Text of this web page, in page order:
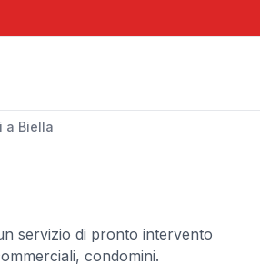
a Biella
servizio di pronto intervento
condomini.